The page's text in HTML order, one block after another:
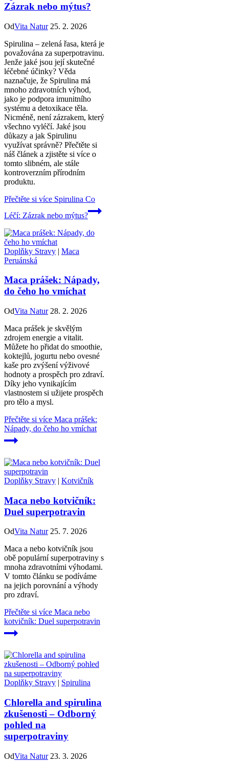
Zázrak nebo mýtus?
OdVita Natur 25. 2. 2026
Spirulina – zelená řasa, která je
považována za superpotravinu.
Jenže jaké jsou její skutečné
léčebné účinky? Věda
naznačuje, že Spirulina má
mnoho zdravotních výhod,
jako je podpora imunitního
systému a detoxikace těla.
Nicméně, není zázrakem, který
všechno vyléčí. Jaké jsou
důkazy a jak Spirulinu
využívat správně? Přečtěte si
náš článek a zjistěte si více o
tomto slibném, ale stále
kontroverzním přírodním
produktu.
Přečtěte si více Spirulina Co
Léčí: Zázrak nebo mýtus?
Doplňky Stravy | Maca
Peruánská
Maca prášek: Nápady,
do čeho ho vmíchat
OdVita Natur 28. 2. 2026
Maca prášek je skvělým
zdrojem energie a vitalit.
Můžete ho přidat do smoothie,
koktejlů, jogurtu nebo ovesné
kaše pro zvýšení výživové
hodnoty a prospěch pro zdraví.
Díky jeho vynikajícím
vlastnostem si užijete prospěch
pro tělo a mysl.
Přečtěte si více Maca prášek:
Nápady, do čeho ho vmíchat
Doplňky Stravy | Kotvičník
Maca nebo kotvičník:
Duel superpotravin
OdVita Natur 25. 7. 2026
Maca a nebo kotvičník jsou
obě populární superpotraviny s
mnoha zdravotními výhodami.
V tomto článku se podíváme
na jejich porovnání a výhody
pro zdraví.
Přečtěte si více Maca nebo
kotvičník: Duel superpotravin
Doplňky Stravy | Spirulina
Chlorella and spirulina
zkušenosti – Odborný
pohled na
superpotraviny
OdVita Natur 23. 3. 2026